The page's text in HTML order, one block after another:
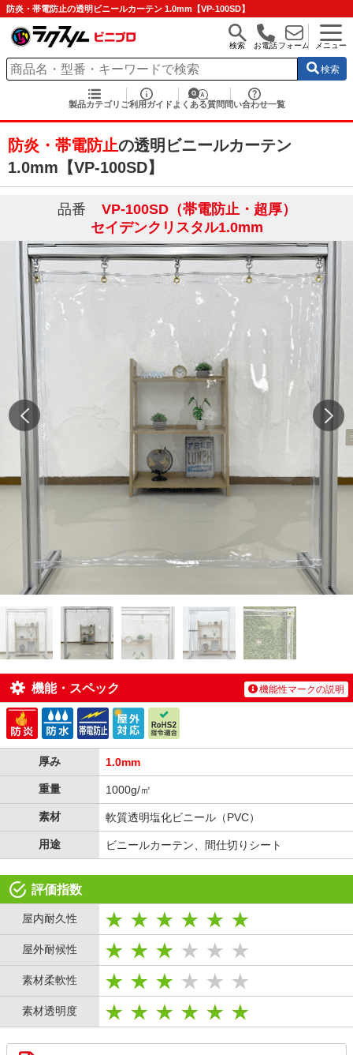
防炎・帯電防止の透明ビニールカーテン 1.0mm【VP-100SD】
検索 お電話フォーム メニュー
検索
製品カテゴリ ご利用ガイド よくある質問 問い合わせ一覧
防炎・帯電防止の透明ビニールカーテン
1.0mm【VP-100SD】
品番
VP-100SD（帯電防止・超厚）
セイデンクリスタル1.0mm
機能・スペック 機能性マークの説明
厚み 1.0mm
重量 1000g/㎡
素材 軟質透明塩化ビニール（PVC）
用途 ビニールカーテン、間仕切りシート
評価指数
屋内耐久性
屋外耐候性
素材柔軟性
素材透明度